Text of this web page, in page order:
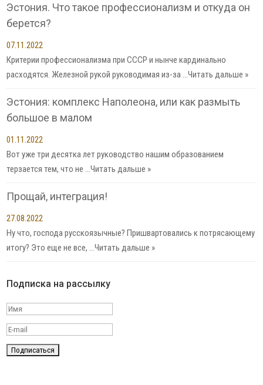
Эстония. Что такое профессионализм и откуда он
берется?
07.11.2022
Критерии профессионализма при СССР и нынче кардинально
расходятся. Железной рукой руководимая из-за …Читать дальше »
Эстония: комплекс Наполеона, или как размыть
большое в малом
01.11.2022
Вот уже три десятка лет руководство нашим образованием
терзается тем, что не …Читать дальше »
Прощай, интеграция!
27.08.2022
Ну что, господа русскоязычные? Пришвартовались к потрясающему
итогу? Это еще не все, …Читать дальше »
Подписка на рассылку